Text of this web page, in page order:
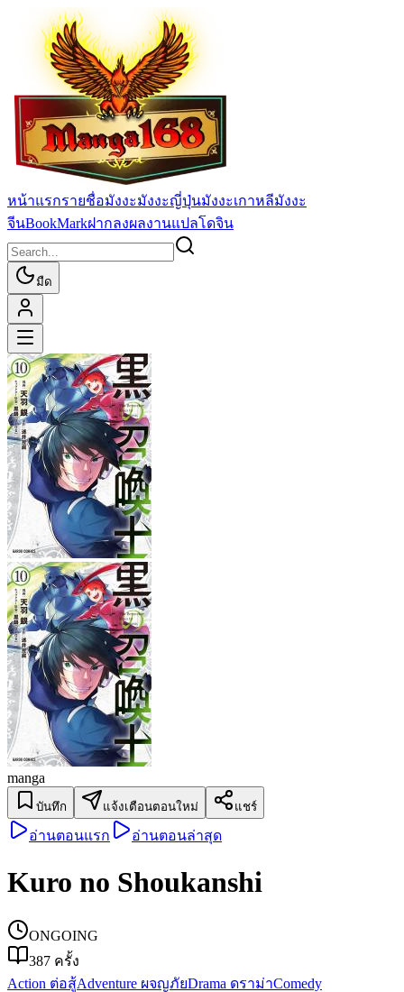
หน้าแรกรายชื่อมังงะมังงะญี่ปุ่นมังงะเกาหลีมังงะ
จีนBookMarkฝากลงผลงานแปลโดจิน
มืด
manga
บันทึก แจ้งเตือนตอนใหม่ แชร์
อ่านตอนแรก อ่านตอนล่าสุด
Kuro no Shoukanshi
ONGOING
387 ครั้ง
Action ต่อสู้Adventure ผจญภัยDrama ดราม่าComedy